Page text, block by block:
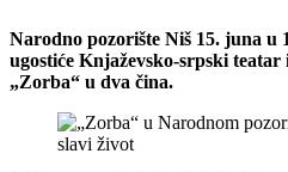
Narodno pozorište Niš 15. juna u
ugostiće Knjaževsko-srpski
„Zorba“ u dva čina.